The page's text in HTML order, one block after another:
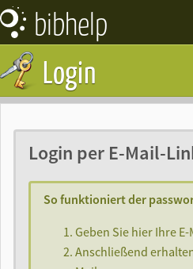
News
Forum
Wissen
Downloads
bibhelp
Login
Login per E-Mail-
So funktioniert der
Geben Sie hier Ihre
Anschließend